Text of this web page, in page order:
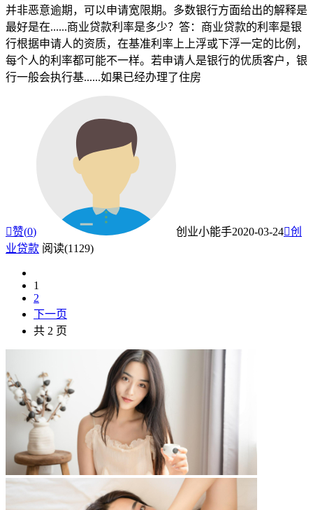
并非恶意逾期，可以申请宽限期。多数银行方面给出的解释是
最好是在......商业贷款利率是多少？答：商业贷款的利率是银
行根据申请人的资质，在基准利率上上浮或下浮一定的比例，
每个人的利率都可能不一样。若申请人是银行的优质客户，银
行一般会执行基......如果已经办理了住房
赞(0) 创业小能手2020-03-24创
业贷款 阅读(1129)
1
2
下一页
共 2 页